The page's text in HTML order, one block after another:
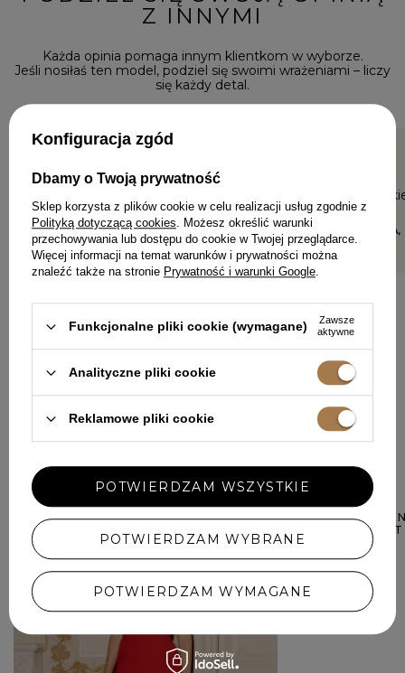
Z INNYMI
Każda opinia pomaga innym klientkom w wyborze.
Jeśli nosiłaś ten model, podziel się swoimi wrażeniami – liczy
się każdy detal.
wysoką osobę -mam 180 cm
długosc ideana .
MAŁGORZATA, GRUDZIĄDZ
Piękna
jakość.
W PODOBNYM KOLORZE
KOMPLET
STYLOWY
CZERWIENI
569,00 ZŁ
Konfiguracja zgód
Dbamy o Twoją prywatność
Sklep korzysta z plików cookie w celu realizacji usług zgodnie z
Polityką dotyczącą cookies. Możesz określić warunki
przechowywania lub dostępu do cookie w Twojej przeglądarce.
Więcej informacji na temat warunków i prywatności można
znaleźć także na stronie Prywatność i warunki Google.
Funkcjonalne pliki cookie (wymagane)
Zawsze
aktywne
Analityczne pliki cookie
Reklamowe pliki cookie
POTWIERDZAM WYBRANE
POTWIERDZAM WYMAGANE
POTWIERDZAM WSZYSTKIE